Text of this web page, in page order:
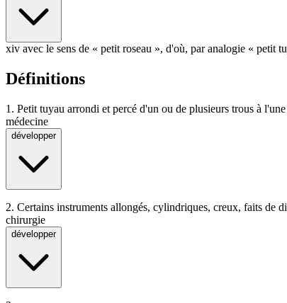
xiv avec le sens de « petit roseau », d'où, par analogie « petit
Définitions
1. Petit tuyau arrondi et percé d'un ou de plusieurs trous à
médecine
développer
2. Certains instruments allongés, cylindriques, creux, faits de
chirurgie
développer